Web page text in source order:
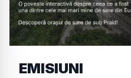
EMISIUNI